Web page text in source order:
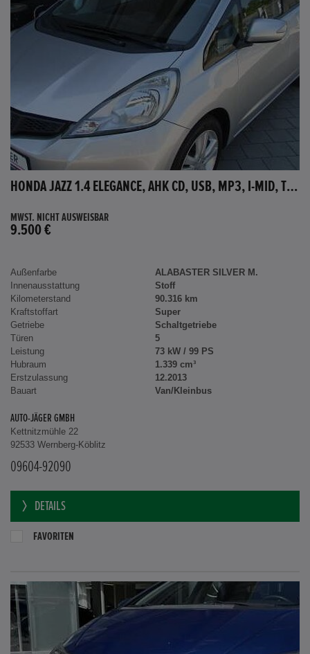
HONDA JAZZ 1.4 ELEGANCE, AHK CD, USB, MP3, I-MID, TEMPOMAT, AUX-IN
MWST. NICHT AUSWEISBAR
9.500 €
Außenfarbe
ALABASTER SILVER M.
Innenausstattung
Stoff
Kilometerstand
90.316 km
Kraftstoffart
Super
Getriebe
Schaltgetriebe
Türen
5
Leistung
73 kW / 99 PS
Hubraum
1.339 cm³
Erstzulassung
12.2013
Bauart
Van/Kleinbus
AUTO-JÄGER GMBH
Kettnitzmühle 22
92533 Wernberg-Köblitz
09604-92090
DETAILS
FAVORITEN